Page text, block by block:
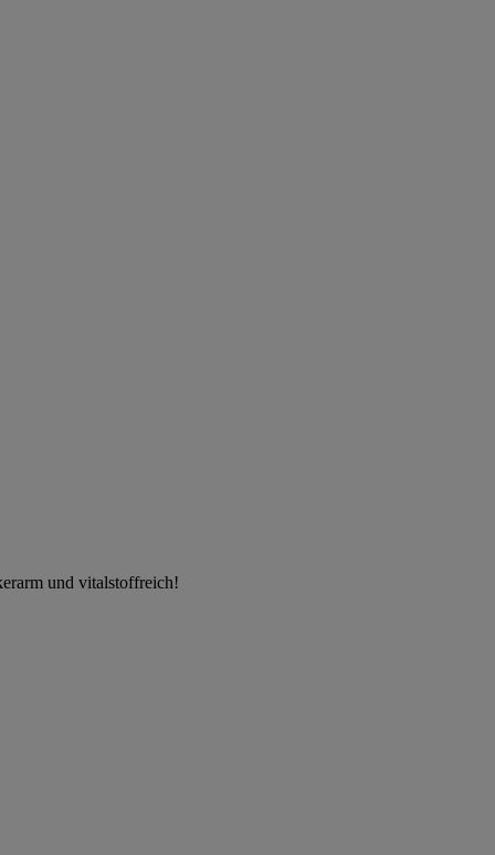
und vitalstoffreich!